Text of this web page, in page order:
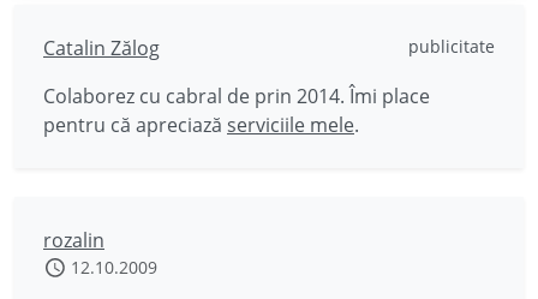
Catalin Zălog publicitate
Colaborez cu cabral de prin 2014. Îmi place
pentru că apreciază serviciile mele.
rozalin
12.10.2009